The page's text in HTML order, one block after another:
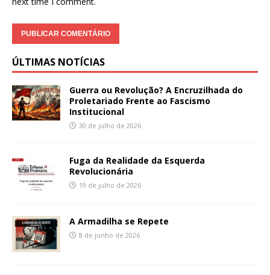
ÚLTIMAS NOTÍCIAS
Guerra ou Revolução? A Encruzilhada do
Proletariado Frente ao Fascismo
Institucional
30 de julho de 2026
Fuga da Realidade da Esquerda
Revolucionária
19 de julho de 2026
A Armadilha se Repete
8 de junho de 2026